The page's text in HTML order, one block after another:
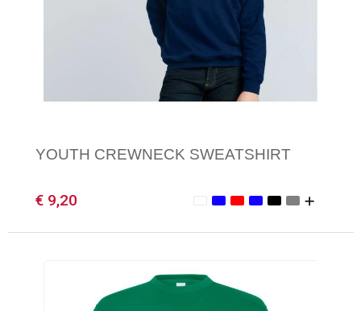
YOUTH CREWNECK SWEATSHIRT
€ 9,20
Minimale afname: 1